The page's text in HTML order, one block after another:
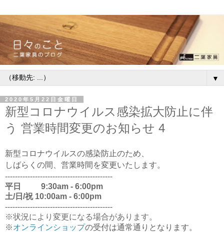
▼
2020年5月22日金曜日
新型コロナウイルス感染拡大防止に伴
う 営業時間変更のお知らせ 4
新型コロナウイルスの感染防止のため、
しばらくの間、営業時間を変更いたします。
-------------------------------------------
平日 9:30am - 6:00pm
土/日/祝 10:00am - 6:00pm
-------------------------------------------
※状況により変更になる場合があります。
※オンラインショップの受付は通常通りとなります。